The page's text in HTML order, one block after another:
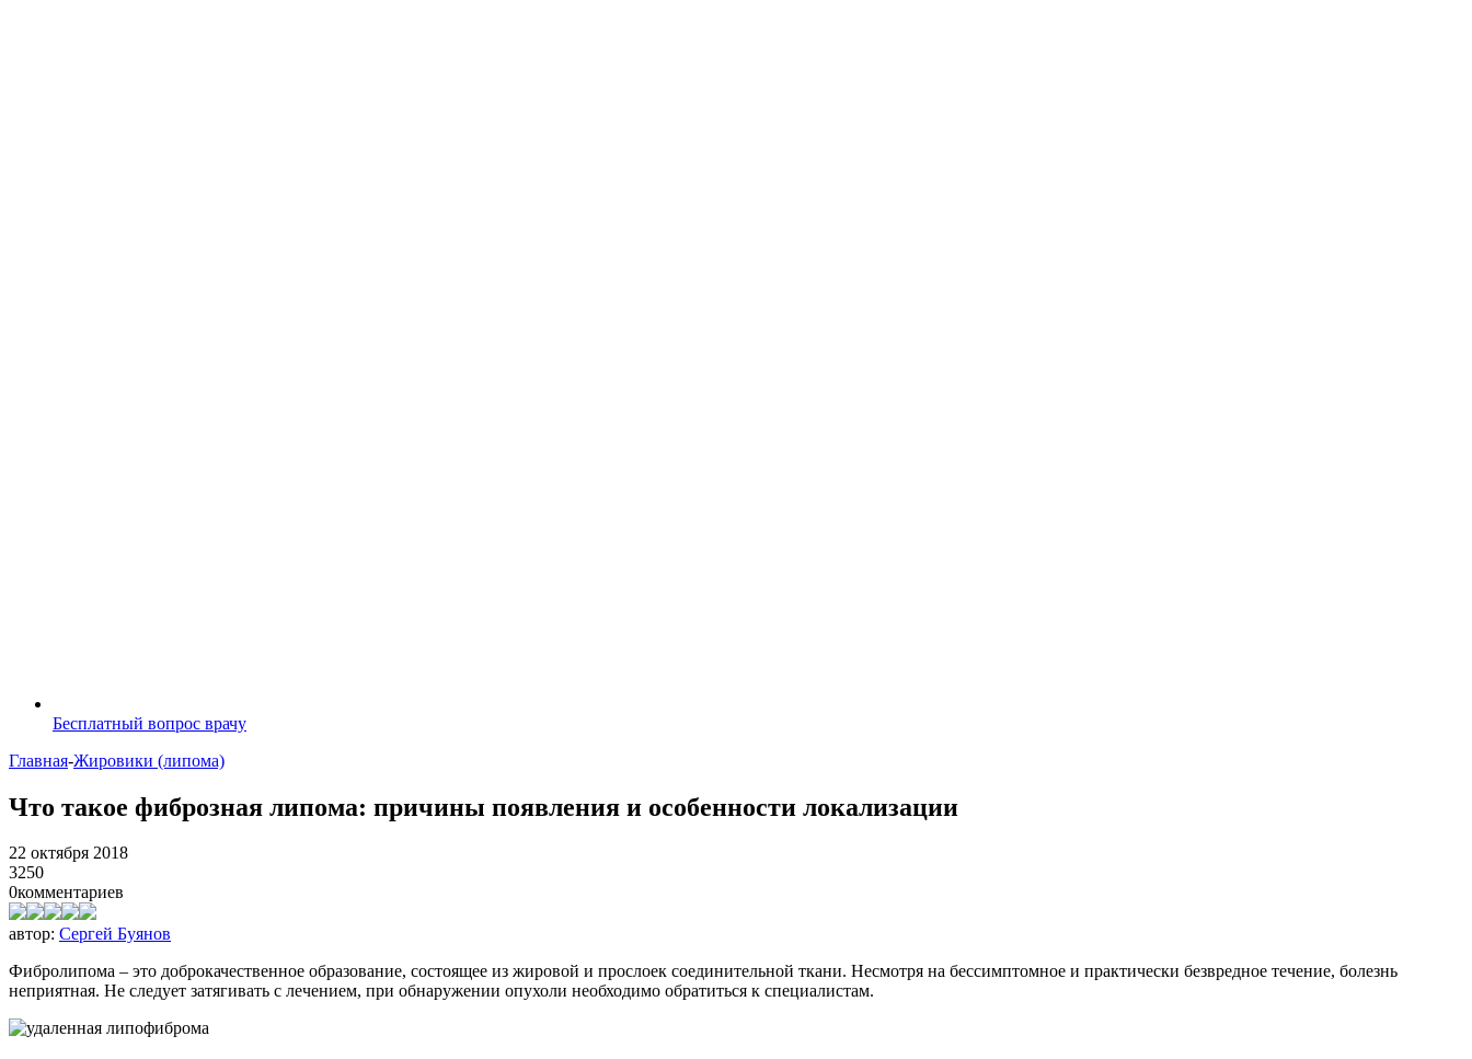
Бесплатный вопрос врачу
Главная-Жировики (липома)
Что такое фиброзная липома: причины появления и особенности локализации
22 октября 2018
3250
0комментариев
автор: Сергей Буянов
Фибролипома – это доброкачественное образование, состоящее из жировой и прослоек соединительной ткани. Несмотря на бессимптомное и практически безвредное течение, болезнь
неприятная. Не следует затягивать с лечением, при обнаружении опухоли необходимо обратиться к специалистам.